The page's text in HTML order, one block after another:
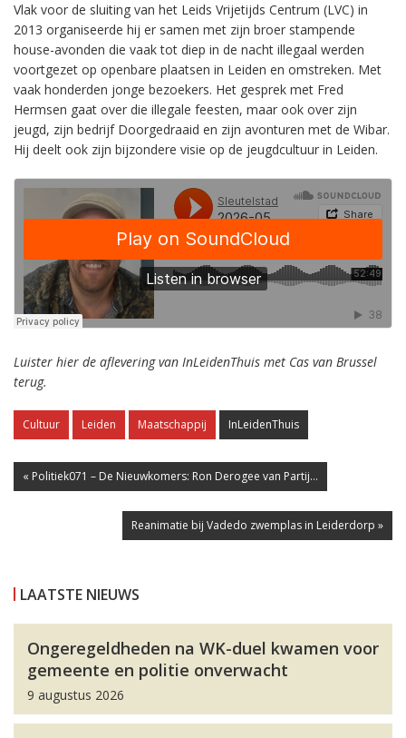
Vlak voor de sluiting van het Leids Vrijetijds Centrum (LVC) in
2013 organiseerde hij er samen met zijn broer stampende
house-avonden die vaak tot diep in de nacht illegaal werden
voortgezet op openbare plaatsen in Leiden en omstreken. Met
vaak honderden jonge bezoekers. Het gesprek met Fred
Hermsen gaat over die illegale feesten, maar ook over zijn
jeugd, zijn bedrijf Doorgedraaid en zijn avonturen met de Wibar.
Hij deelt ook zijn bijzondere visie op de jeugdcultuur in Leiden.
Luister hier de aflevering van InLeidenThuis met Cas van Brussel
terug.
Cultuur Leiden Maatschappij InLeidenThuis
« Politiek071 – De Nieuwkomers: Ron Derogee van Partij...
Reanimatie bij Vadedo zwemplas in Leiderdorp »
LAATSTE NIEUWS
Ongeregeldheden na WK-duel kwamen voor
gemeente en politie onverwacht
9 augustus 2026